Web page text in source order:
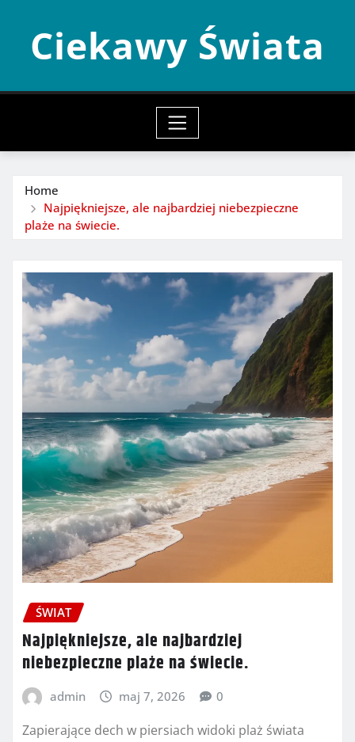
contentCiekawy Świata
Home
Najpiękniejsze, ale najbardziej niebezpieczne
plaże na świecie.
ŚWIAT
Najpiękniejsze, ale najbardziej
niebezpieczne plaże na świecie.
admin maj 7, 2026 0
Zapierające dech w piersiach widoki plaż świata